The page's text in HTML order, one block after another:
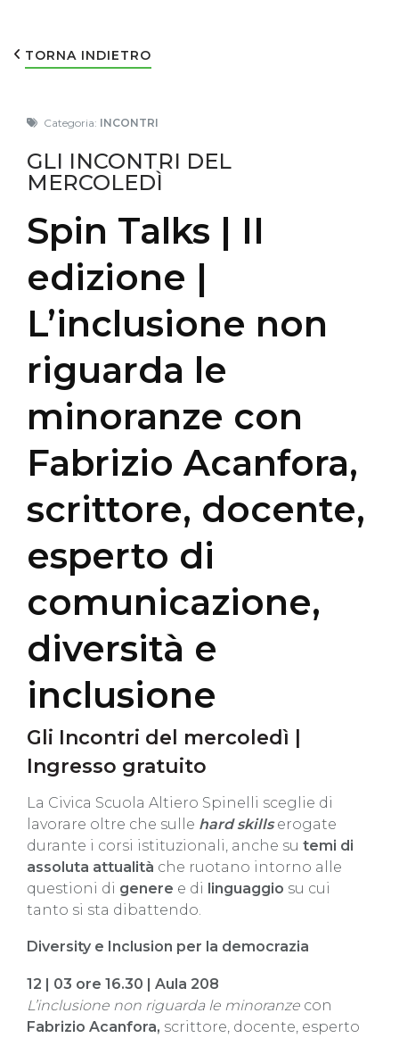
TORNA INDIETRO
Categoria: INCONTRI
GLI INCONTRI DEL
MERCOLEDÌ
Spin Talks | II
edizione |
L’inclusione non
riguarda le
minoranze con
Fabrizio Acanfora,
scrittore, docente,
esperto di
comunicazione,
diversità e
inclusione
Gli Incontri del mercoledì |
Ingresso gratuito
La Civica Scuola Altiero Spinelli sceglie di
lavorare oltre che sulle hard skillserogate
durante i corsi istituzionali, anche su temi di
assoluta attualità che ruotano intorno alle
questioni di genere e di linguaggio su cui
tanto si sta dibattendo.
Diversity e Inclusion per la democrazia
12 | 03 ore 16.30 | Aula 208
L’inclusione non riguarda le minoranze con
Fabrizio Acanfora, scrittore, docente, esperto